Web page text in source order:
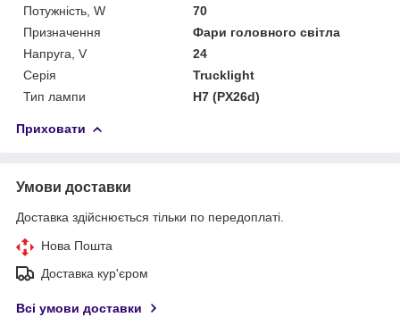
Потужність, W
70
Призначення
Фари головного світла
Напруга, V
24
Серія
Trucklight
Тип лампи
H7 (PX26d)
Приховати
Умови доставки
Доставка здійснюється тільки по передоплаті.
Нова Пошта
Доставка кур'єром
Всі умови доставки